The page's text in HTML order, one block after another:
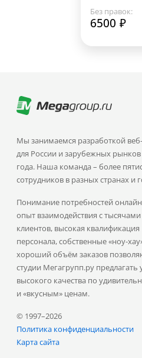
Без правок:
6500 ₽
Мы занимаемся разработкой
для России и зарубежных рынков
года. Наша команда – более
сотрудников в разных странах и
Понимание потребностей
опыт взаимодействия с тысячами
клиентов, высокая квалификация
персонала, собственные «ноу-
хороший объём заказов
студии Мегагрупп.ру предлагать
высокого качества по
и «вкусным» ценам.
© 1997–2026
Политика конфиденциальности
Карта сайта